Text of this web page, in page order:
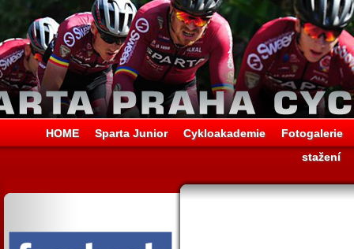
HOME Sparta Junior Cykloakademie
Fotogalerie
stažení